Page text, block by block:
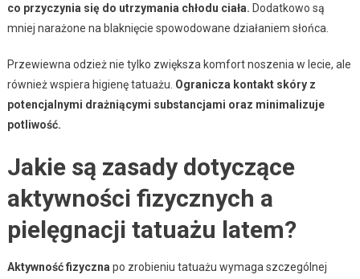
co przyczynia się do utrzymania chłodu ciała. Dodatkowo są
mniej narażone na blaknięcie spowodowane działaniem słońca.
Przewiewna odzież nie tylko zwiększa komfort noszenia w lecie, ale
również wspiera higienę tatuażu. Ogranicza kontakt skóry z
potencjalnymi drażniącymi substancjami oraz minimalizuje
potliwość.
Jakie są zasady dotyczące
aktywności fizycznych a
pielęgnacji tatuażu latem?
Aktywność fizyczna po zrobieniu tatuażu wymaga szczególnej